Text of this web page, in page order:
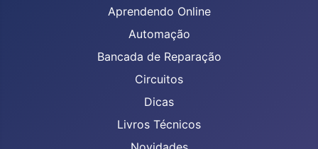
Aprendendo Online
Automação
Bancada de Reparação
Circuitos
Dicas
Livros Técnicos